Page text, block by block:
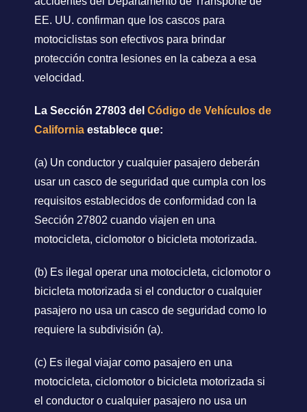
EE. UU. confirman que los cascos para
motociclistas son efectivos para brindar
protección contra lesiones en la cabeza a esa
velocidad.
La Sección 27803 del Código de Vehículos de
California establece que:
(a) Un conductor y cualquier pasajero deberán
usar un casco de seguridad que cumpla con los
requisitos establecidos de conformidad con la
Sección 27802 cuando viajen en una
motocicleta, ciclomotor o bicicleta motorizada.
(b) Es ilegal operar una motocicleta, ciclomotor o
bicicleta motorizada si el conductor o cualquier
pasajero no usa un casco de seguridad como lo
requiere la subdivisión (a).
(c) Es ilegal viajar como pasajero en una
motocicleta, ciclomotor o bicicleta motorizada si
el conductor o cualquier pasajero no usa un